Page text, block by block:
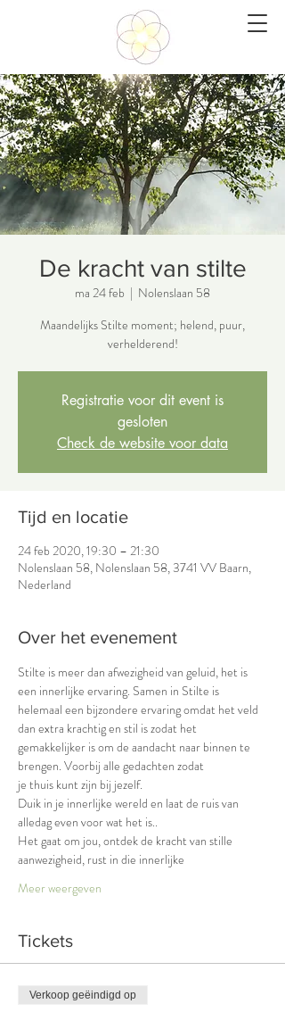
De kracht van stilte
ma 24 feb
  |
Nolenslaan 58
Maandelijks Stilte moment; helend, puur,
verhelderend!
Registratie voor dit event is
gesloten
Check de website voor data
Tijd en locatie
24 feb 2020, 19:30 – 21:30
Nolenslaan 58, Nolenslaan 58, 3741 VV Baarn,
Nederland
Over het evenement
Stilte is meer dan afwezigheid van geluid, het is
een innerlijke ervaring. Samen in Stilte is
helemaal een bijzondere ervaring omdat het veld
dan extra krachtig en stil is zodat het
gemakkelijker is om de aandacht naar binnen te
brengen. Voorbij alle gedachten zodat
je thuis kunt zijn bij jezelf.
Duik in je innerlijke wereld en laat de ruis van
alledag even voor wat het is..
Het gaat om jou, ontdek de kracht van stille
aanwezigheid, rust in die innerlijke
Meer weergeven
Tickets
Verkoop geëindigd op